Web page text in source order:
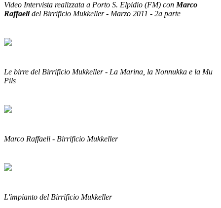
Video Intervista realizzata a Porto S. Elpidio (FM) con Marco
Raffaelidel Birrificio Mukkeller - Marzo 2011 - 2a parte
Le birre del Birrificio Mukkeller - La Marina, la Nonnukka e la Mu
Pils
Marco Raffaeli - Birrificio Mukkeller
L'impianto del Birrificio Mukkeller